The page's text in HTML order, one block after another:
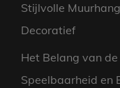
Stijlvolle
Decoratief
Het Belang van
Speelbaarheid en